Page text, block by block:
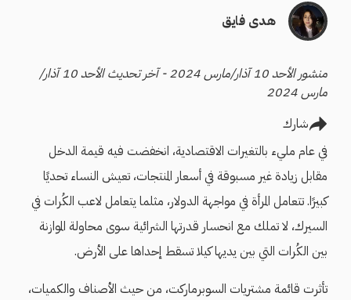
هدى فايق
منشور الأحد 10 آذار/مارس 2024 - آخر تحديث الأحد 10 آذار/
مارس 2024
شارك
في عام مليء بالتغيرات الاقتصادية، انخفضت فيه قيمة الدخل
مقابل زيادة غير مسبوقة في أسعار المنتجات، تعيش النساء تحديًا
كبيرًا. تتعامل المرأة في مواجهة الدولار، مثلما يتعامل لاعب الكُرات في
السيرك، لا تملك مع انحسار قدرتها الشرائية سوى محاولة الموازنة
بين الكُرات التي بين يديها كيلا تسقط إحداها على الأرض.
تأثرت قائمة مشتريات السوبرماركت، من حيث الأصناف والكميات،